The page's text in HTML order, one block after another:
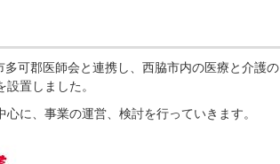
可郡医師会と連携し、西脇市内の医療と介護の
置しました。
に、事業の運営、検討を行っていきます。